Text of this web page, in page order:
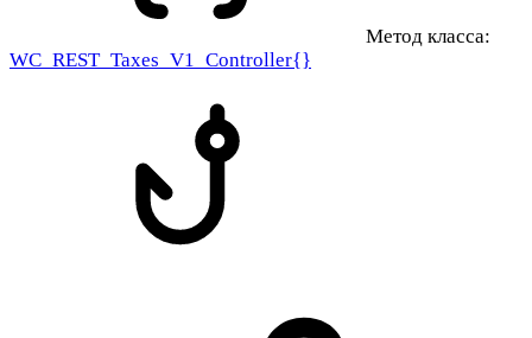
Метод класса:
WC_REST_Taxes_V1_Controller{}